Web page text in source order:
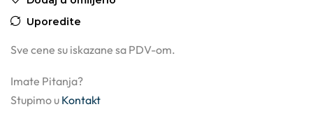
Uporedite
Sve cene su iskazane sa PDV-om.
Imate Pitanja?
Stupimo u Kontakt